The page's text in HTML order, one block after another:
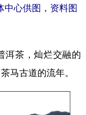
中心供图，资料图
茶，灿烂交融的
马古道的流年。